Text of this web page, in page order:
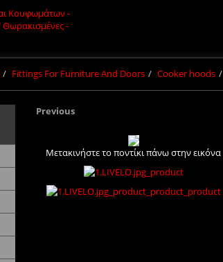
Fittings For Furniture And Doors Cooker hoods
Previous
Μετακινήστε το ποντίκι πάνω στην εικόνα